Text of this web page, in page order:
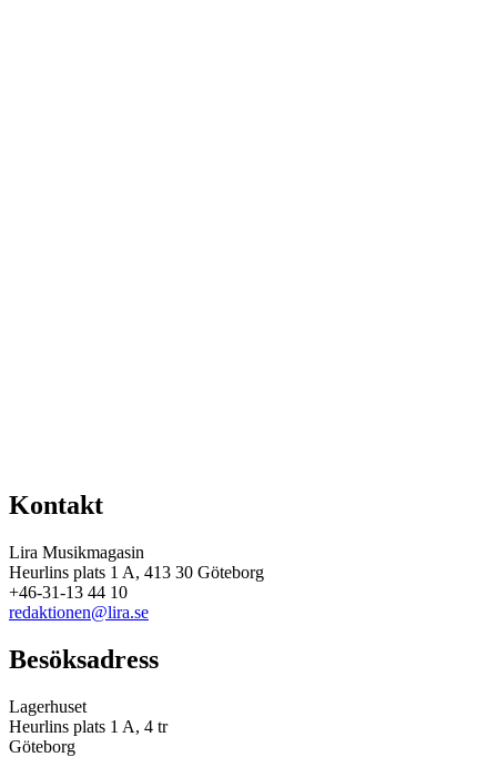
Kontakt
Lira Musikmagasin
Heurlins plats 1 A, 413 30 Göteborg
+46-31-13 44 10
redaktionen@lira.se
Besöksadress
Lagerhuset
Heurlins plats 1 A, 4 tr
Göteborg